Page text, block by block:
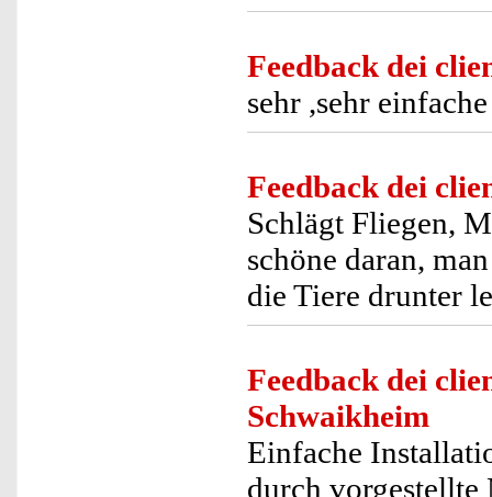
Feedback dei
sehr ,sehr
Feedback dei
Schlägt Fliegen,
schöne daran,
die Tiere drunter
Feedback dei
Schwaikheim
Einfache
durch vorgestellte